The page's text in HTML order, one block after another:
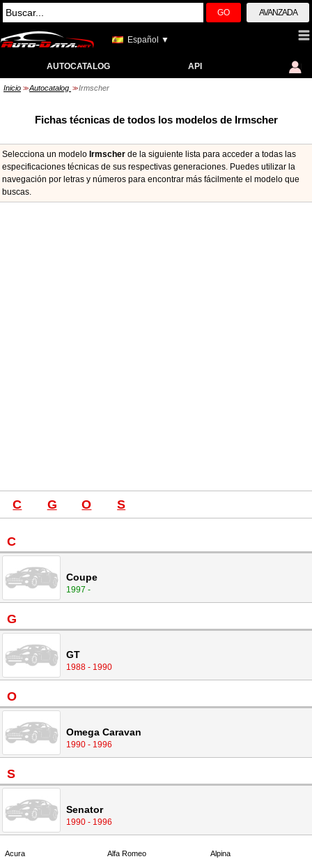
GO AVANZADA
Español ▼
AUTOCATALOG API
Inicio >> Autocatalog >> Irmscher
Fichas técnicas de todos los modelos de Irmscher
Selecciona un modelo Irmscher de la siguiente lista para acceder a todas las
especificaciones técnicas de sus respectivas generaciones. Puedes utilizar la
navegación por letras y números para encontrar más fácilmente el modelo que
buscas.
C G O S
C
Coupe
1997 -
G
GT
1988 - 1990
O
Omega Caravan
1990 - 1996
S
Senator
1990 - 1996
Acura Alfa Romeo Alpina